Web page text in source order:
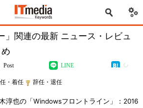
」関連の最新 ニュース・レビュ
Post LINE
・着任 辞任・退任
淳也の「Windowsフロントライン」：2016